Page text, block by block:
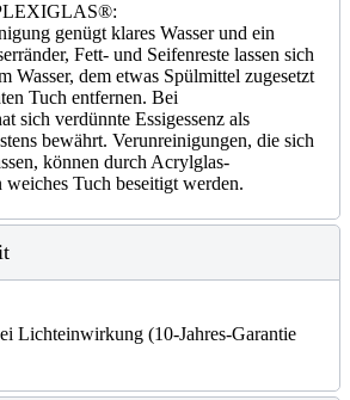
genügt klares Wasser und ein
Fett- und Seifenreste lassen sich
Wasser, dem etwas Spülmittel zugesetzt
Tuch entfernen. Bei
sich verdünnte Essigessenz als
bewährt. Verunreinigungen, die sich
können durch Acrylglas-
weiches Tuch beseitigt werden.
Lichteinwirkung (10-Jahres-Garantie